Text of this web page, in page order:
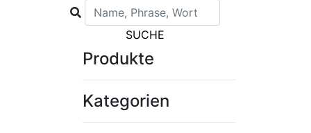
SUCHE
Produkte
Kategorien